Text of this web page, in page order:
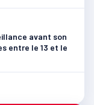
avant son
entre le 13 et le